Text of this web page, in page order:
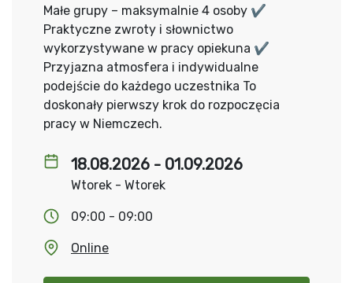
18.08.2026 - 01.09.2026
Wtorek - Wtorek
09:00 - 09:00
Online
Małe grupy – maksymalnie 4 osoby ✔
Praktyczne zwroty i słownictwo
wykorzystywane w pracy opiekuna ✔
Przyjazna atmosfera i indywidualne
podejście do każdego uczestnika To
doskonały pierwszy krok do rozpoczęcia
pracy w Niemczech.